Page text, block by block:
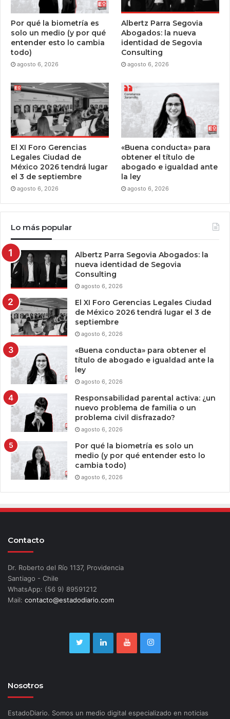
Por qué la biometría es
solo un medio (y por qué
entender esto lo cambia
todo)
agosto 6, 2026
Albertz Parra Segovia
Abogados: la nueva
identidad de Segovia
Consulting
agosto 6, 2026
El XI Foro Gerencias
Legales Ciudad de
México 2026 tendrá lugar
el 3 de septiembre
agosto 6, 2026
«Buena conducta» para
obtener el título de
abogado e igualdad ante
la ley
agosto 6, 2026
Lo más popular
Albertz Parra Segovia Abogados: la
nueva identidad de Segovia
Consulting
agosto 6, 2026
El XI Foro Gerencias Legales Ciudad
de México 2026 tendrá lugar el 3 de
septiembre
agosto 6, 2026
«Buena conducta» para obtener el
título de abogado e igualdad ante la
ley
agosto 6, 2026
Responsabilidad parental activa: ¿un
nuevo problema de familia o un
problema civil disfrazado?
agosto 6, 2026
Por qué la biometría es solo un
medio (y por qué entender esto lo
cambia todo)
agosto 6, 2026
Contacto
Dr. Roberto del Río 1137, Providencia
Santiago - Chile
WhatsApp: (56 9) 89591212
Mail: contacto@estadodiario.com
Nosotros
EstadoDiario. Somos un medio digital especializado en noticias